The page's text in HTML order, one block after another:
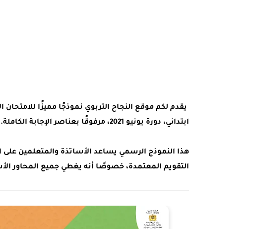
يقدم لكمموقع النجاح التربوي نموذجًا مميزًا للامتحان
ابتدائي، دورة يونيو 2021 ، مرفوقًا بعناصر الإجابة الكاملة.
هذا النموذج الرسمي يساعد الأساتذة والمتعلمين على
التقويم المعتمدة، خصوصًا أنه يغطي جميع المحاور